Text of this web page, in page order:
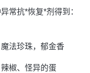
常抗*恢复*剂得到：
法珍珠，郁金香
椒、怪异的蛋